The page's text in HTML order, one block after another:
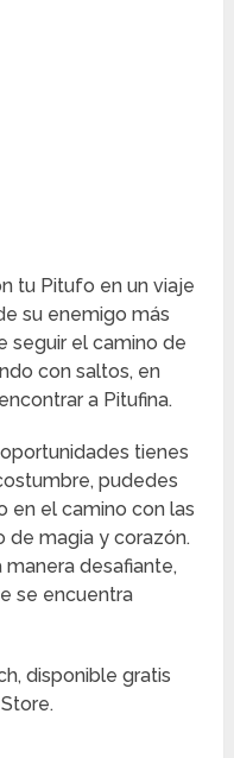
tu Pitufo en un viaje
su enemigo más
seguir el camino de
con saltos, en
a Pitufina.
tienes
pudedes
en el camino con las
de magia y corazón.
manera desafiante,
se encuentra
disponible gratis